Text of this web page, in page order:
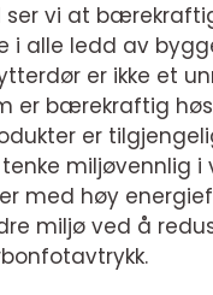
ser vi at
i alle ledd av
er ikke et
er bærekraftig
er
miljøvennlig i
med høy
miljø ved å